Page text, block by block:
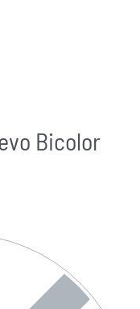
Bicolor